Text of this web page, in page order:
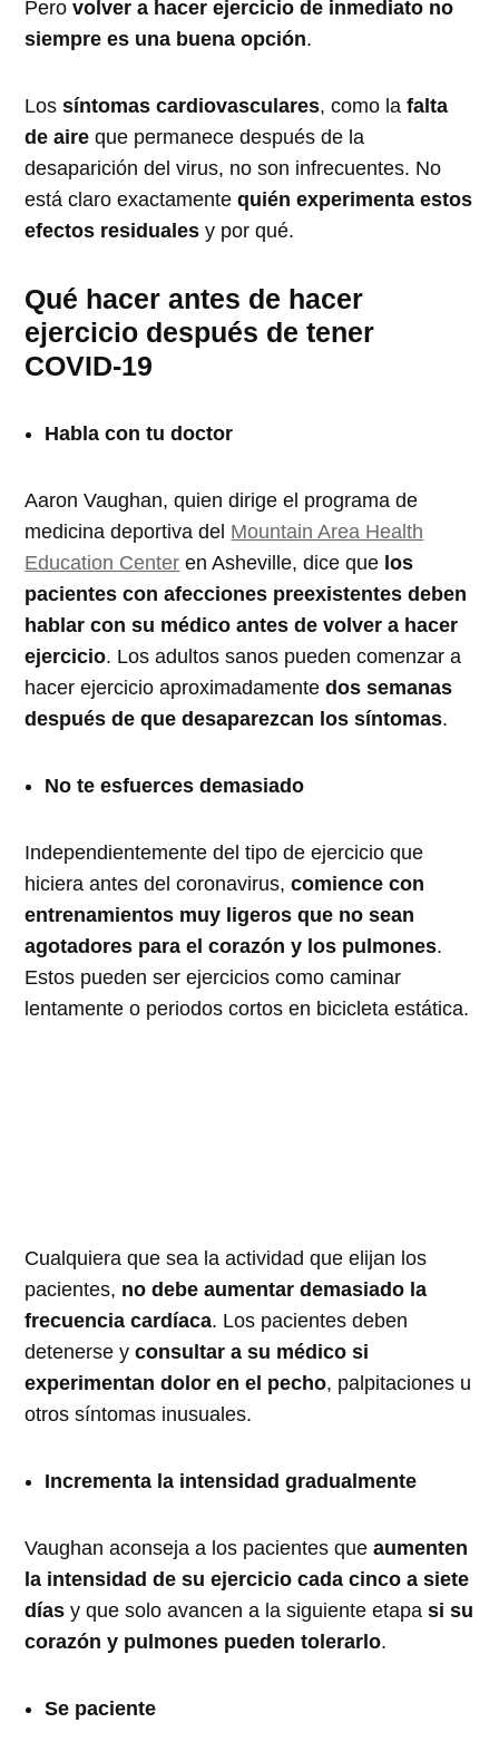
Perovolver a hacer ejercicio de inmediato no
siempre es una buena opción.
Lossíntomas cardiovasculares, como lafalta
de aire que permanece después de la
desaparición del virus, no son infrecuentes. No
está claro exactamentequién experimenta estos
efectos residuales y por qué.
Qué hacer antes de hacer
ejercicio después de tener
COVID-19
Habla con tu doctor
Aaron Vaughan, quien dirige el programa de
medicina deportiva del Mountain Area Health
Education Center en Asheville, dice que los
pacientes con afecciones preexistentes deben
hablar con su médico antes de volver a hacer
ejercicio. Los adultos sanos pueden comenzar a
hacer ejercicio aproximadamentedos semanas
después de que desaparezcan los síntomas.
No te esfuerces demasiado
Independientemente del tipo de ejercicio que
hiciera antes del coronavirus, comience con
entrenamientos muy ligeros que no sean
agotadores para el corazón y los pulmones.
Estos pueden ser ejercicios como caminar
lentamente o periodos cortos en bicicleta estática.
Cualquiera que sea la actividad que elijan los
pacientes, no debe aumentar demasiado la
frecuencia cardíaca. Los pacientes deben
detenerse yconsultar a su médico si
experimentan dolor en el pecho, palpitaciones u
otros síntomas inusuales.
Incrementa la intensidad gradualmente
Vaughan aconseja a los pacientes queaumenten
la intensidad de su ejercicio cada cinco a siete
díasy que solo avancen a la siguiente etapasi su
corazón y pulmones pueden tolerarlo.
Se paciente